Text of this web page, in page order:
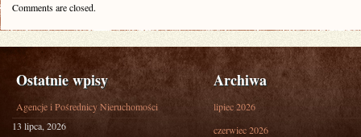
Comments are closed.
Ostatnie wpisy
Agencje i Pośrednicy Nieruchomości
13 lipca, 2026
Archiwa
lipiec 2026
czerwiec 2026